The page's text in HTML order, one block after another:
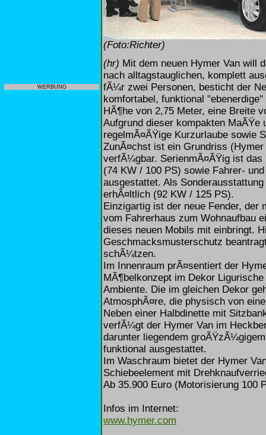
WERBUNG
(Foto:Richter)
(hr) Mit dem neuen Hymer Van will
nach alltagstauglichen, komplett
fÃ¼r zwei Personen, besticht der
komfortabel, funktional
HÃ¶he von 2,75 Meter, eine Breite
Aufgrund dieser kompakten
regelmÃ¤ÃŸige Kurzurlaube sowie
ZunÃ¤chst ist ein Grundriss
verfÃ¼gbar. SerienmÃ¤ÃŸig ist
(74 KW / 100 PS) sowie Fahrer-
ausgestattet. Als
erhÃ¤ltlich (92 KW / 125 PS).
Einzigartig ist der neue Fender,
vom Fahrerhaus zum Wohnaufbau
dieses neuen Mobils mit einbringt.
Geschmacksmusterschutz
schÃ¼tzen.
Im Innenraum prÃ¤sentiert der
MÃ¶belkonzept im Dekor
Ambiente. Die im gleichen Dekor
AtmosphÃ¤re, die physisch von
Neben einer Halbdinette mit
verfÃ¼gt der Hymer Van im
darunter liegendem
funktional ausgestattet.
Im Waschraum bietet der Hymer
Schiebeelement mit
Ab 35.900 Euro (Motorisierung 100
Infos im Internet:
www.hymer.com